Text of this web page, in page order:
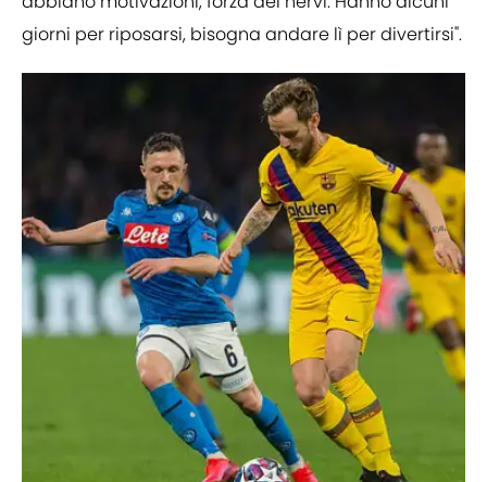
giorni per riposarsi, bisogna andare lì per divertirsi".